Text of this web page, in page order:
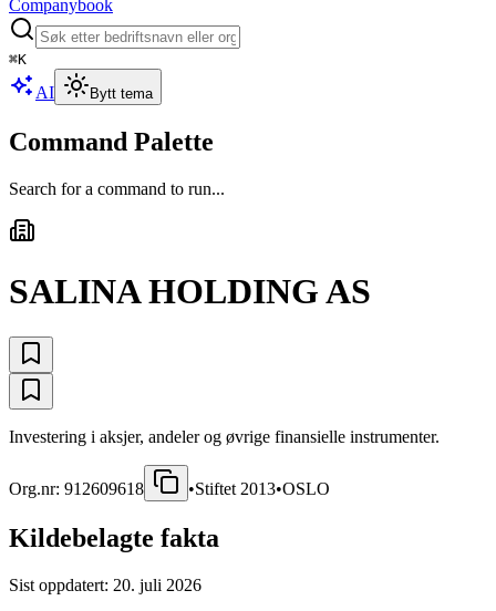
Companybook
⌘K
AI Bytt tema
Command Palette
Search for a command to run...
SALINA HOLDING AS
Investering i aksjer, andeler og øvrige finansielle instrumenter.
Org.nr: 912609618 •Stiftet 2013•OSLO
Kildebelagte fakta
Sist oppdatert: 20. juli 2026